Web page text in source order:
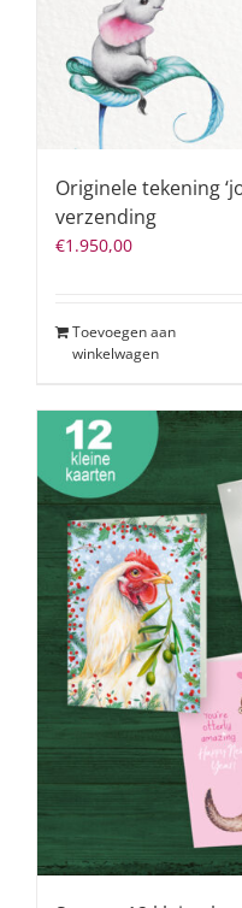
Originele tekening
verzending
€1.950,00
Toevoegen aan
winkelwagen